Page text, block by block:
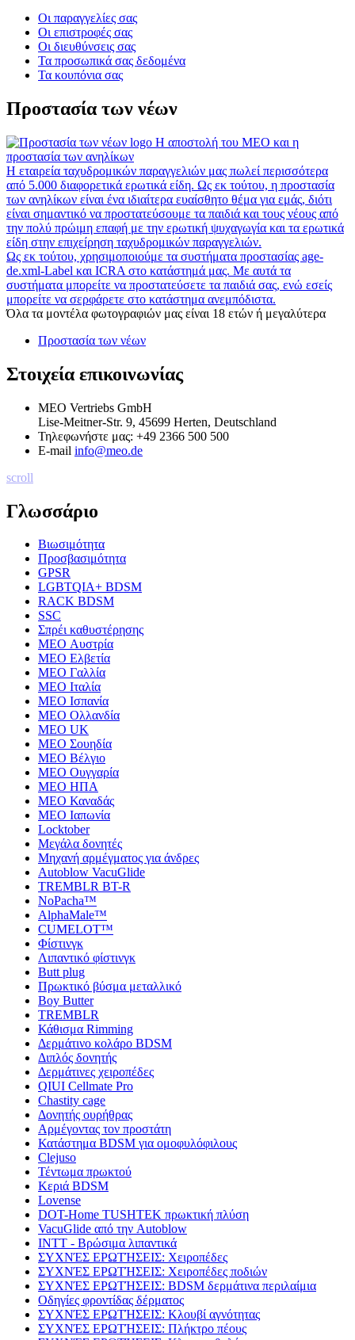
Οι παραγγελίες σας
Οι επιστροφές σας
Οι διευθύνσεις σας
Τα προσωπικά σας δεδομένα
Τα κουπόνια σας
Προστασία των νέων
Η αποστολή του MEO και η
προστασία των ανηλίκων
Η εταιρεία ταχυδρομικών παραγγελιών μας πωλεί περισσότερα
από 5.000 διαφορετικά ερωτικά είδη. Ως εκ τούτου, η προστασία
των ανηλίκων είναι ένα ιδιαίτερα ευαίσθητο θέμα για εμάς, διότι
είναι σημαντικό να προστατεύσουμε τα παιδιά και τους νέους από
την πολύ πρώιμη επαφή με την ερωτική ψυχαγωγία και τα ερωτικά
είδη στην επιχείρηση ταχυδρομικών παραγγελιών.
Ως εκ τούτου, χρησιμοποιούμε τα συστήματα προστασίας age-
de.xml-Label και ICRA στο κατάστημά μας. Με αυτά τα
συστήματα μπορείτε να προστατεύσετε τα παιδιά σας, ενώ εσείς
μπορείτε να σερφάρετε στο κατάστημα ανεμπόδιστα.
Όλα τα μοντέλα φωτογραφιών μας είναι 18 ετών ή μεγαλύτερα
Προστασία των νέων
Στοιχεία επικοινωνίας
MEO Vertriebs GmbH
Lise-Meitner-Str. 9, 45699 Herten, Deutschland
Τηλεφωνήστε μας: +49 2366 500 500
E-mail info@meo.de
scroll
Γλωσσάριο
Βιωσιμότητα
Προσβασιμότητα
GPSR
LGBTQIA+ BDSM
RACK BDSM
SSC
Σπρέι καθυστέρησης
MEO Αυστρία
MEO Ελβετία
MEO Γαλλία
MEO Ιταλία
MEO Ισπανία
MEO Ολλανδία
MEO UK
MEO Σουηδία
MEO Βέλγιο
MEO Ουγγαρία
MEO ΗΠΑ
MEO Καναδάς
MEO Ιαπωνία
Locktober
Μεγάλα δονητές
Μηχανή αρμέγματος για άνδρες
Autoblow VacuGlide
TREMBLR BT-R
NoPacha™
AlphaMale™
CUMELOT™
Φίστινγκ
Λιπαντικό φίστινγκ
Butt plug
Πρωκτικό βύσμα μεταλλικό
Boy Butter
TREMBLR
Κάθισμα Rimming
Δερμάτινο κολάρο BDSM
Διπλός δονητής
Δερμάτινες χειροπέδες
QIUI Cellmate Pro
Chastity cage
Δονητής ουρήθρας
Αρμέγοντας τον προστάτη
Κατάστημα BDSM για ομοφυλόφιλους
Clejuso
Τέντωμα πρωκτού
Κεριά BDSM
Lovense
DOT-Home TUSHTEK πρωκτική πλύση
VacuGlide από την Autoblow
INTT - Βρώσιμα λιπαντικά
ΣΥΧΝΈΣ ΕΡΩΤΉΣΕΙΣ: Χειροπέδες
ΣΥΧΝΈΣ ΕΡΩΤΉΣΕΙΣ: Χειροπέδες ποδιών
ΣΥΧΝΈΣ ΕΡΩΤΉΣΕΙΣ: BDSM δερμάτινα περιλαίμια
Οδηγίες φροντίδας δέρματος
ΣΥΧΝΈΣ ΕΡΩΤΉΣΕΙΣ: Κλουβί αγνότητας
ΣΥΧΝΈΣ ΕΡΩΤΉΣΕΙΣ: Πλήκτρο πέους